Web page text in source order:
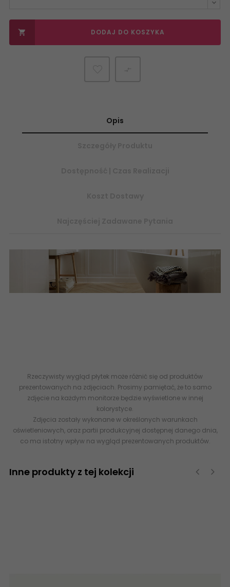
 DODAJ DO KOSZYKA
Opis
Rzeczywisty wygląd płytek może różnić się od produktów
prezentowanych na zdjęciach. Prosimy pamiętać, że to samo
zdjęcie na każdym monitorze będzie wyświetlone w innej
kolorystyce.
Zdjęcia zostały wykonane w określonych warunkach
oświetleniowych, oraz partii produkcyjnej dostępnej danego dnia,
co ma istotny wpływ na wygląd prezentowanych produktów.
Inne produkty z tej kolekcji